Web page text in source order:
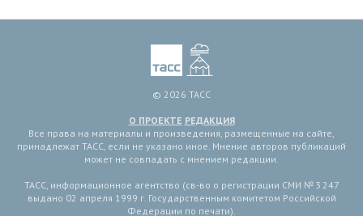
© 2026 ТАСС
О ПРОЕКТЕ РЕДАКЦИЯ
Все права на материалы и произведения, размещенные на сайте,
принадлежат ТАСС, если не указано иное. Мнение авторов публикаций
может не совпадать с мнением редакции.
ТАСС, информационное агентство (св-во о регистрации СМИ № 3 247
выдано 02 апреля 1999 г. Государственным комитетом Российской
Федерации по печати).